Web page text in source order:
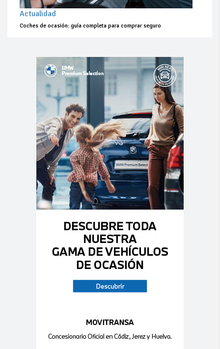
Actualidad
Coches de ocasión: guía completa para comprar seguro